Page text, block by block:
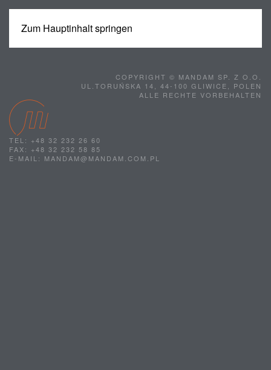
Zum Hauptinhalt springen
COPYRIGHT © MANDAM SP. Z O.O.
UL.TORUŃSKA 14, 44-100 GLIWICE, POLEN
ALLE RECHTE VORBEHALTEN
TEL: +48 32 232 26 60
FAX: +48 32 232 58 85
E-MAIL: MANDAM@MANDAM.COM.PL